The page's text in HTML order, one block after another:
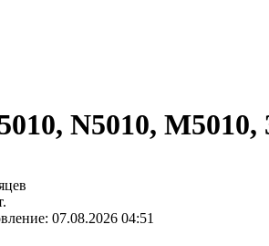
N5010,
07.08.2026 04:51